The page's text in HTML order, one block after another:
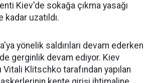
Kiev'de sokağa çıkma yasağı
uzatıldı.
yönelik saldırıları devam ederken
gerginlik devam ediyor. Kiev
Vitali Klitschko tarafından yapılan